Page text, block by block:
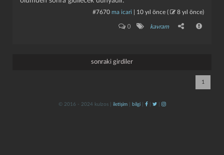
#7670 ma icari 10 yıl önce ( 8 yıl önce)
0 kavram
sonraki girdiler
1
© 2016 - 2024 kulzos | iletişim| bilgi| | |